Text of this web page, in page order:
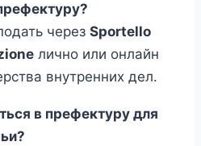
через Sportello
лично или онлайн
внутренних дел.
в префектуру для